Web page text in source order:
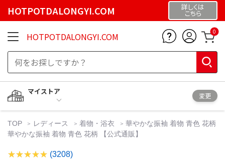
HOTPOTDALONGYI.COM 詳しくは
こちら
HOTPOTDALONGYI.COM 0
マイストア
変更
TOP レディース 着物・浴衣
華やかな振袖 着物 青色 花柄
華やかな振袖 着物 青色 花柄 【公式通販】
(3208)